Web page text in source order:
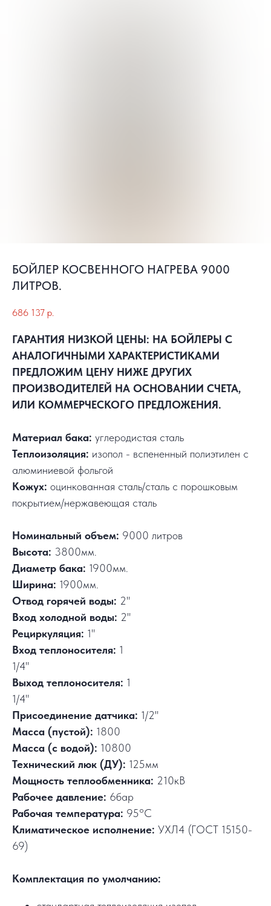
БОЙЛЕР КОСВЕННОГО НАГРЕВА 9000
ЛИТРОВ.
686 137 р.
ГАРАНТИЯ НИЗКОЙ ЦЕНЫ: НА БОЙЛЕРЫ С
АНАЛОГИЧНЫМИ ХАРАКТЕРИСТИКАМИ
ПРЕДЛОЖИМ ЦЕНУ НИЖЕ ДРУГИХ
ПРОИЗВОДИТЕЛЕЙ НА ОСНОВАНИИ СЧЕТА,
ИЛИ КОММЕРЧЕСКОГО ПРЕДЛОЖЕНИЯ.
Материал бака: углеродистая сталь
Теплоизоляция: изопол - вспененный полиэтилен с
алюминиевой фольгой
Кожух: оцинкованная сталь/сталь с порошковым
покрытием/нержавеющая сталь
Номинальный объем: 9000 литров
Высота: 3800мм.
Диаметр бака: 1900мм.
Ширина: 1900мм.
Отвод горячей воды: 2"
Вход холодной воды: 2"
Рециркуляция: 1"
Вход теплоносителя: 1
1/4"
Выход теплоносителя: 1
1/4"
Присоединение датчика: 1/2"
Масса (пустой): 1800
Масса (с водой): 10800
Технический люк (ДУ): 125мм
Мощность теплообменника: 210кВ
Рабочее давление: 6бар
Рабочая температура: 95°C
Климатическое исполнение: УХЛ4 (ГОСТ 15150-
69)
Комплектация по умолчанию: